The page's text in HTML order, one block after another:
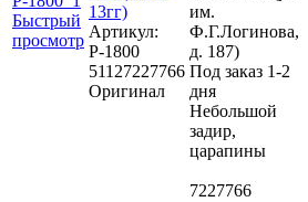
Быстрый
просмотр
13гг)
Артикул:
Р-1800
51127227766
Оригинал
им.
Ф.Г.Логинова,
д. 187)
Под заказ 1-2
дня
Небольшой
задир,
царапины
7227766